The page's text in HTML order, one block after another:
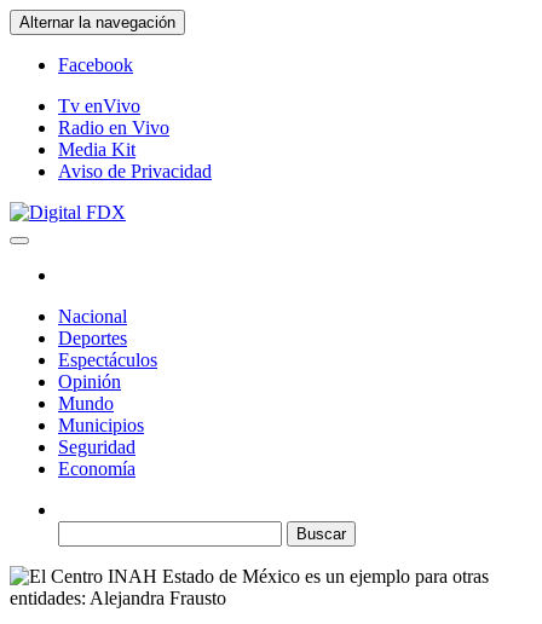
Saltar
al
contenido
Alternar la navegación
Facebook
Tv enVivo
Radio en Vivo
Media Kit
Aviso de Privacidad
Nacional
Deportes
Espectáculos
Opinión
Mundo
Municipios
Seguridad
Economía